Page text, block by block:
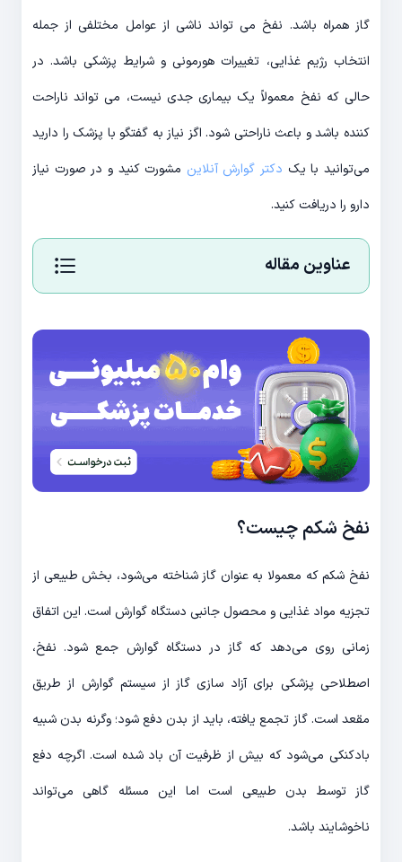
گاز همراه باشد. نفخ می تواند ناشی از عوامل مختلفی از جمله
انتخاب رژیم غذایی، تغییرات هورمونی و شرایط پزشکی باشد. در
حالی که نفخ معمولاً یک بیماری جدی نیست، می تواند ناراحت
کننده باشد و باعث ناراحتی شود. اگز نیاز به گفتگو با پزشک را دارید
می‌توانید با یک دکتر گوارش آنلاین مشورت کنید و در صورت نیاز
دارو را دریافت کنید.
عناوین مقاله
نفخ شکم چیست؟
نفخ شکم که معمولا به عنوان گاز شناخته می­‌شود، بخش طبیعی از
تجزیه مواد غذایی و محصول جانبی دستگاه گوارش است. این اتفاق
زمانی روی می‌­دهد که گاز در دستگاه گوارش جمع شود. نفخ،
اصطلاحی پزشکی برای آزاد سازی گاز از سیستم گوارش از طریق
مقعد است. گاز تجمع یافته، باید از بدن دفع شود؛ وگرنه بدن شبیه
بادکنکی می­‌شود که بیش از ظرفیت آن باد شده است. اگرچه دفع
گاز توسط بدن طبیعی است اما این مسئله گاهی می­‌تواند
ناخوشایند باشد.